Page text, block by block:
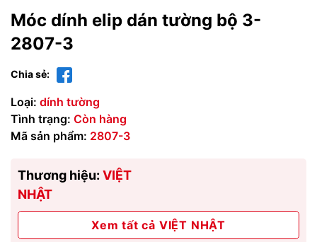
Móc dính elip dán tường bộ 3-
2807-3
Chia sẻ:
Loại: dính tường
Tình trạng: Còn hàng
Mã sản phẩm: 2807-3
Thương hiệu: VIỆT
NHẬT
Xem tất cả VIỆT NHẬT